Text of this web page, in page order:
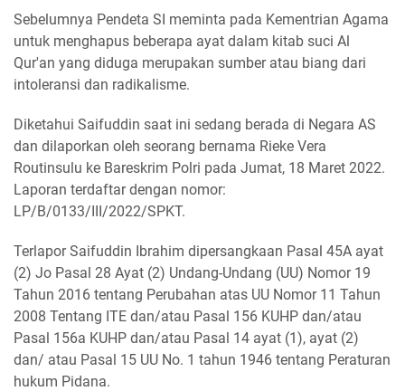
Sebelumnya Pendeta SI meminta pada Kementrian Agama
untuk menghapus beberapa ayat dalam kitab suci Al
Qur'an yang diduga merupakan sumber atau biang dari
intoleransi dan radikalisme.
Diketahui Saifuddin saat ini sedang berada di Negara AS
dan dilaporkan oleh seorang bernama Rieke Vera
Routinsulu ke Bareskrim Polri pada Jumat, 18 Maret 2022.
Laporan terdaftar dengan nomor:
LP/B/0133/III/2022/SPKT.
Terlapor Saifuddin Ibrahim dipersangkaan Pasal 45A ayat
(2) Jo Pasal 28 Ayat (2) Undang-Undang (UU) Nomor 19
Tahun 2016 tentang Perubahan atas UU Nomor 11 Tahun
2008 Tentang ITE dan/atau Pasal 156 KUHP dan/atau
Pasal 156a KUHP dan/atau Pasal 14 ayat (1), ayat (2)
dan/ atau Pasal 15 UU No. 1 tahun 1946 tentang Peraturan
hukum Pidana.